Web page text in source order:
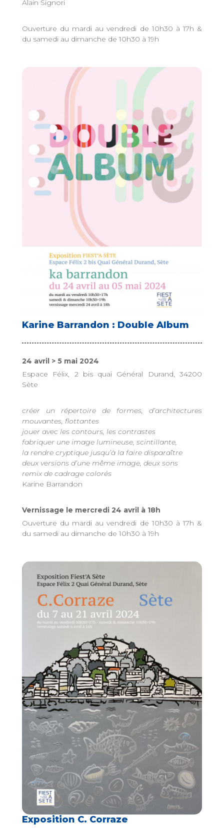
Alain Signori
Ouverture du mardi au vendredi de 10h30 à 17h &
du samedi au dimanche de 10h30 à 19h
Karine Barrandon : Double Album
24 avril > 5 mai 2024
Espace Félix, 2 bis quai Général Durand, 34200
Sète
créer un répertoire de formes, d’architectures
mouvantes, flottantes
jouer avec les contours, les contrastes
fabriquer une image lumineuse, scintillante,
la rendre cryptique jusqu’à la faire disparaître
deux versions d’une même image, deux sons
remix de cadrage colorés
Karine Barrandon
Vernissage le mercredi 24 avril à 18h
Ouverture du mardi au vendredi de 10h30 à 17h &
du samedi au dimanche de 10h30 à 19h
Exposition C. Corraze